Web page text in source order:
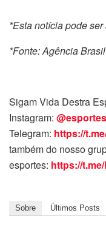
*Esta notícia pode
*Fonte: Agência Brasil
Sigam Vida Destra
Instagram:
Telegram: https://
também do nosso
esportes: https://
Sobre Últimos Posts